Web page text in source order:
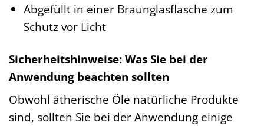
Abgefüllt in einer Braunglasflasche zum
Schutz vor Licht
Sicherheitshinweise: Was Sie bei der
Anwendung beachten sollten
Obwohl ätherische Öle natürliche Produkte
sind, sollten Sie bei der Anwendung einige